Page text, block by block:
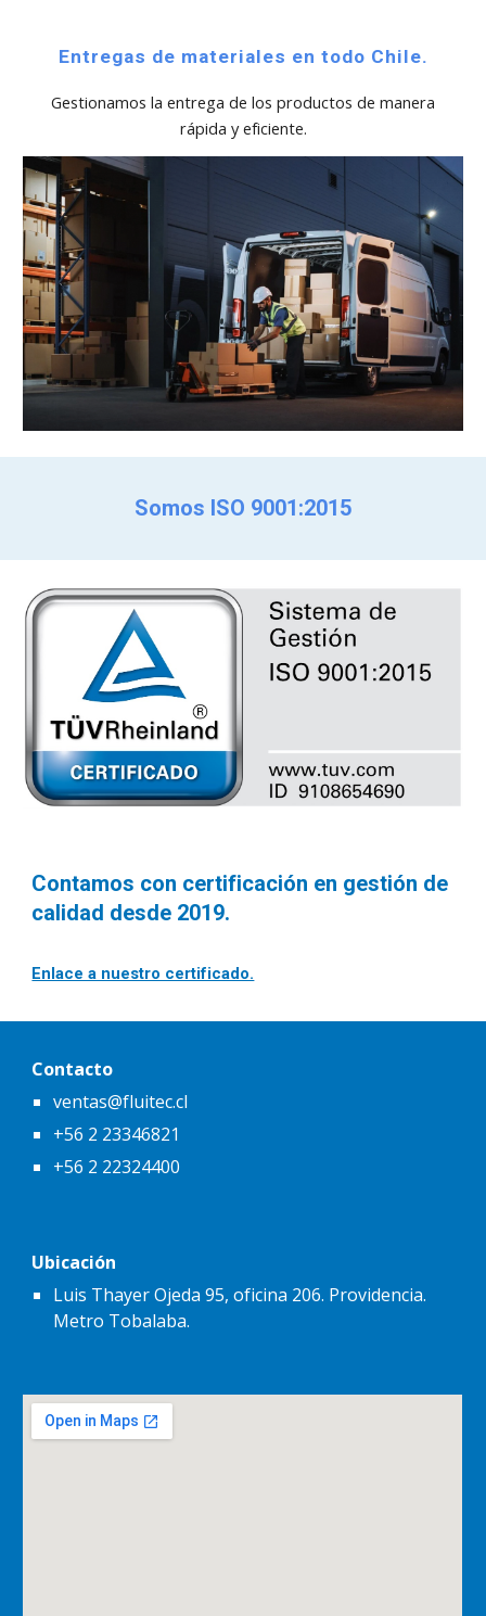
Entregas de materiales en todo Chile.
Gestionamos la entrega de los productos de manera
rápida y eficiente.
Somos ISO 9001:2015
Contamos con certificación en gestión de
calidad desde 2019.
Enlace a nuestro certificado.
Contacto
ventas@fluitec.cl
+56 2 23346821
+56 2 22324400
Ubicación
Luis Thayer Ojeda 95, oficina 206. Providencia.
Metro Tobalaba.